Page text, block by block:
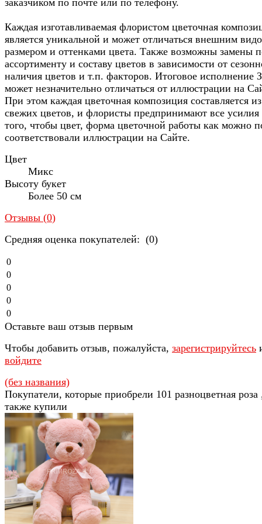
Каждая изготавливаемая флористом цветочная
является уникальной и может отличаться внешним
размером и оттенками цвета. Также возможны замены
ассортименту и составу цветов в зависимости от
наличия цветов и т.п. факторов. Итоговое исполнение
может незначительно отличаться от иллюстрации на
При этом каждая цветочная композиция составляется из
свежих цветов, и флористы предпринимают все усилия
того, чтобы цвет, форма цветочной работы как можно
соответствовали иллюстрации на Сайте.
Цвет
Микс
Высоту букет
Более 50 см
Отзывы (0)
Средняя оценка покупателей: (0)
0
0
0
0
0
Оставьте ваш отзыв первым
Чтобы добавить отзыв, пожалуйста, зарегистрируйтесь
войдите
(без названия)
Покупатели, которые приобрели 101 разноцветная роза
также купили